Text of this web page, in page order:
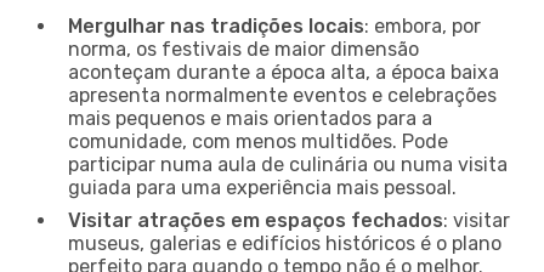
Mergulhar nas tradições locais: embora, por
norma, os festivais de maior dimensão
aconteçam durante a época alta, a época baixa
apresenta normalmente eventos e celebrações
mais pequenos e mais orientados para a
comunidade, com menos multidões. Pode
participar numa aula de culinária ou numa visita
guiada para uma experiência mais pessoal.
Visitar atrações em espaços fechados: visitar
museus, galerias e edifícios históricos é o plano
perfeito para quando o tempo não é o melhor.